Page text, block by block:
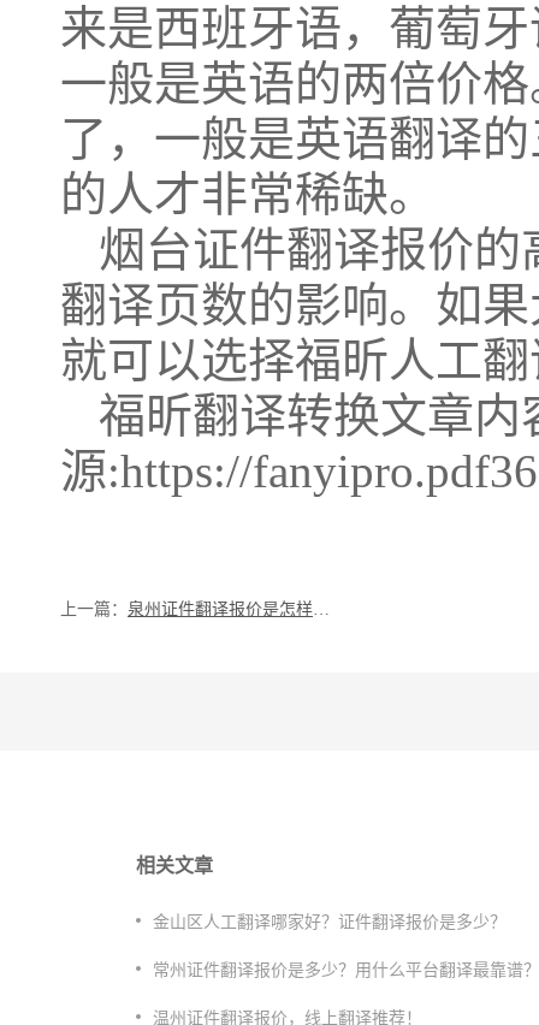
来是西班牙语，葡萄
一般是英语的两倍价
了，一般是英语翻译
的人才非常稀缺。
烟台证件翻译报价
翻译页数的影响。如
就可以选择福昕人工
福昕翻译转换文章内
源:https://
上一篇： 泉州证件翻译报价是怎样的？
相关文章
金山区人工翻译哪家好？证件翻译报价是多少？
​常州证件翻译报价是多少？用什么平台翻译最靠谱？
温州证件翻译报价，线上翻译推荐！